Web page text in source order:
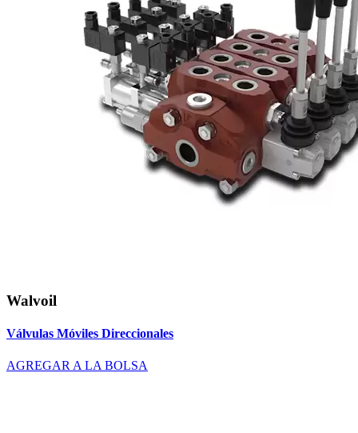
Walvoil
Válvulas Móviles Direccionales
AGREGAR A LA BOLSA